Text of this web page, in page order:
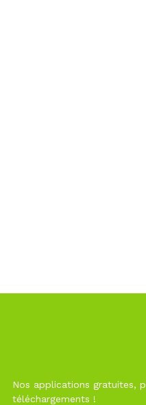
Nos applications gratuites,
téléchargements !